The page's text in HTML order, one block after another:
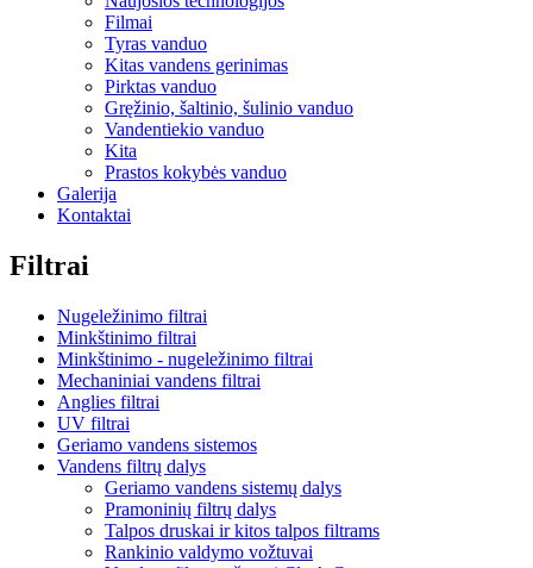
Filmai
Tyras vanduo
Kitas vandens gerinimas
Pirktas vanduo
Gręžinio, šaltinio, šulinio vanduo
Vandentiekio vanduo
Kita
Prastos kokybės vanduo
Galerija
Kontaktai
Filtrai
Nugeležinimo filtrai
Minkštinimo filtrai
Minkštinimo - nugeležinimo filtrai
Mechaniniai vandens filtrai
Anglies filtrai
UV filtrai
Geriamo vandens sistemos
Vandens filtrų dalys
Geriamo vandens sistemų dalys
Pramoninių filtrų dalys
Talpos druskai ir kitos talpos filtrams
Rankinio valdymo vožtuvai